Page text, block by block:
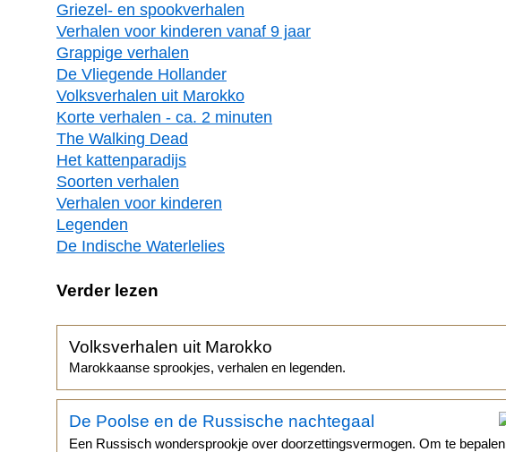
Griezel- en spookverhalen
Verhalen voor kinderen vanaf 9 jaar
Grappige verhalen
De Vliegende Hollander
Volksverhalen uit Marokko
Korte verhalen - ca. 2 minuten
The Walking Dead
Het kattenparadijs
Soorten verhalen
Verhalen voor kinderen
Legenden
De Indische Waterlelies
Verder lezen
Volksverhalen uit Marokko
Marokkaanse sprookjes, verhalen en legenden.
De Poolse en de Russische nachtegaal
Een Russisch wondersprookje over doorzettingsvermogen. Om te bepalen